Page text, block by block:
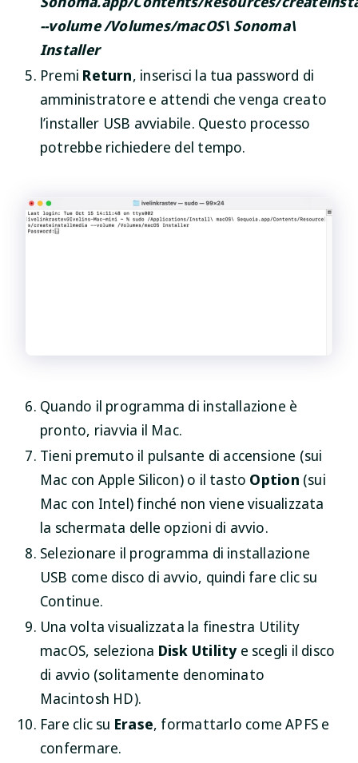
--volume /Volumes/macOS\ Sonoma\
Installer
Premi Return, inserisci la tua password di
amministratore e attendi che venga creato
l’installer USB avviabile. Questo processo
potrebbe richiedere del tempo.
Quando il programma di installazione è
pronto, riavvia il Mac.
Tieni premuto il pulsante di accensione (sui
Mac con Apple Silicon) o il tasto Option (sui
Mac con Intel) finché non viene visualizzata
la schermata delle opzioni di avvio.
Selezionare il programma di installazione
USB come disco di avvio, quindi fare clic su
Continue.
Una volta visualizzata la finestra Utility
macOS, seleziona Disk Utilitye scegli il disco
di avvio (solitamente denominato
Macintosh HD).
Fare clic su Erase, formattarlo come APFS e
confermare.